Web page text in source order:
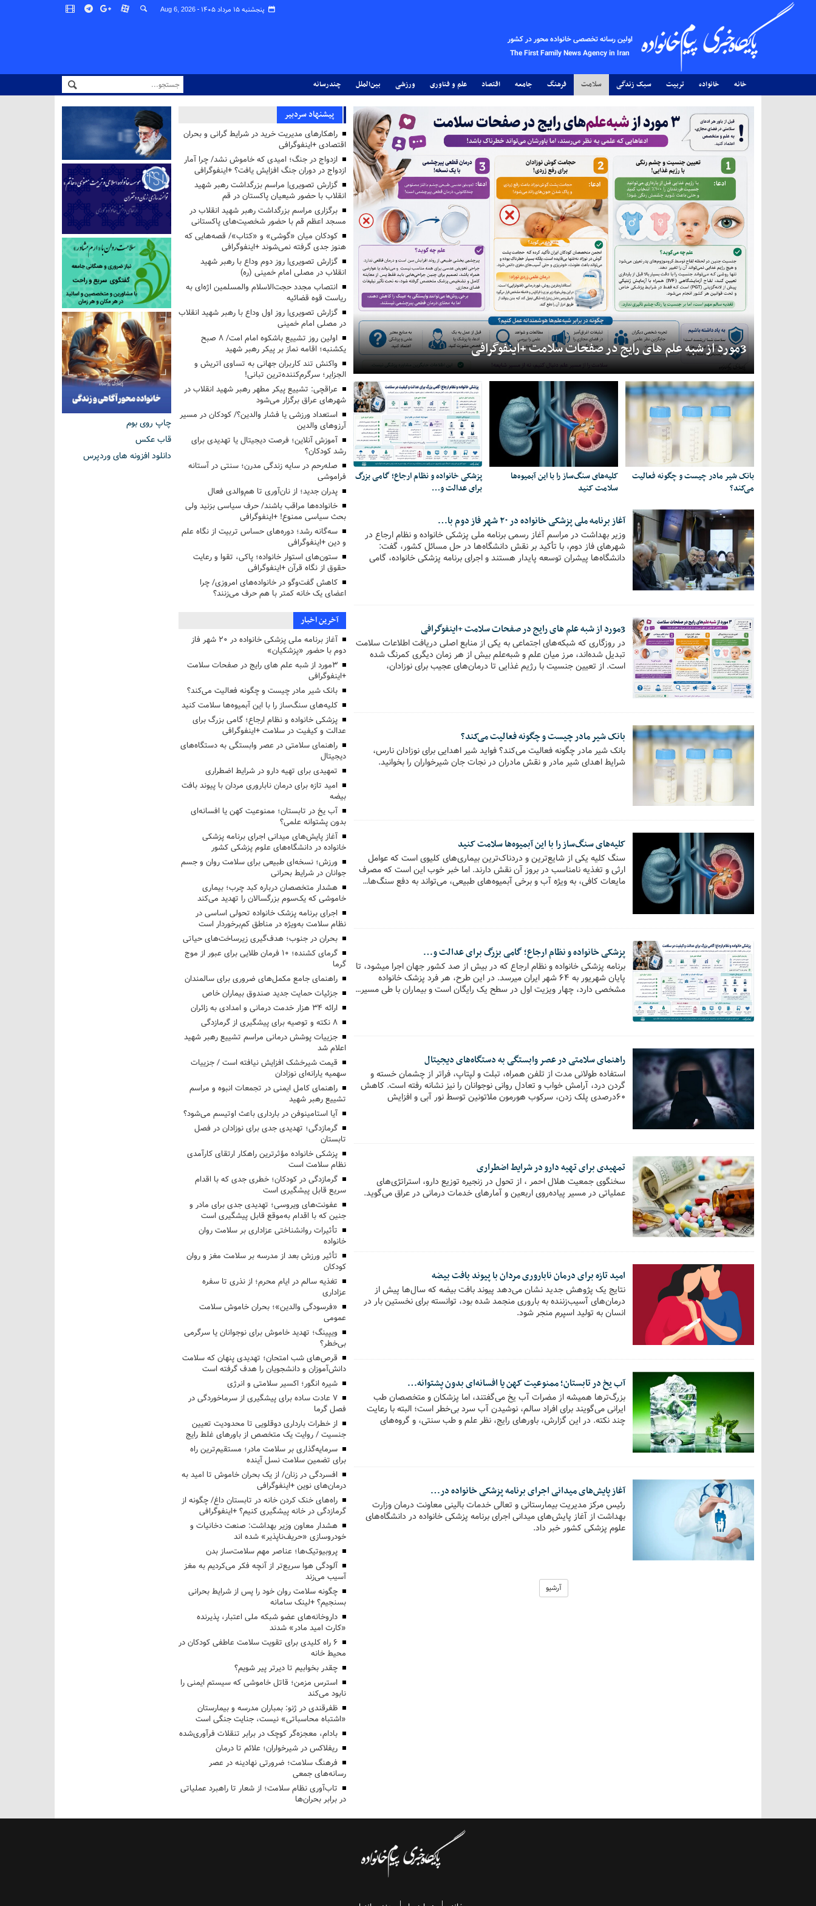
پنجشنبه ۱۵ مرداد ۱۴۰۵ - Aug 6, 2026
اولین رسانه تخصصی خانواده محور در کشور
The First Family News Agency in Iran
خانه خانواده تربیت سبک زندگی سلامت فرهنگ جامعه اقتصاد علم و فناوری ورزشی بین‌الملل چندرسانه
3مورد از شبه علم های رایج در صفحات سلامت +اینفوگرافی
بانک شیر مادر چیست و چگونه فعالیت
می‌کند؟
کلیه‌های سنگ‌ساز را با این آبمیوه‌ها
سلامت کنید
پزشکی خانواده و نظام ارجاع؛ گامی بزرگ
برای عدالت و…
آغاز برنامه ملی پزشکی خانواده در ۲۰ شهر فاز دوم با…
وزیر بهداشت در مراسم آغاز رسمی برنامه ملی پزشکی خانواده و نظام ارجاع در
شهرهای فاز دوم، با تأکید بر نقش دانشگاه‌ها در حل مسائل کشور، گفت:
دانشگاه‌ها پیشران توسعه پایدار هستند و اجرای برنامه پزشکی خانواده، گامی
3مورد از شبه علم های رایج در صفحات سلامت +اینفوگرافی
در روزگاری که شبکه‌های اجتماعی به یکی از منابع اصلی دریافت اطلاعات سلامت
تبدیل شده‌اند، مرز میان علم و شبه‌علم بیش از هر زمان دیگری کمرنگ شده
است. از تعیین جنسیت با رژیم غذایی تا درمان‌های عجیب برای نوزادان،
بانک شیر مادر چیست و چگونه فعالیت می‌کند؟
بانک شیر مادر چگونه فعالیت می‌کند؟ فواید شیر اهدایی برای نوزادان نارس،
شرایط اهدای شیر مادر و نقش مادران در نجات جان شیرخواران را بخوانید.
کلیه‌های سنگ‌ساز را با این آبمیوه‌ها سلامت کنید
سنگ کلیه یکی از شایع‌ترین و دردناک‌ترین بیماری‌های کلیوی است که عوامل
ارثی و تغذیه نامناسب در بروز آن نقش دارند. اما خبر خوب این است که مصرف
مایعات کافی، به ویژه آب و برخی آبمیوه‌های طبیعی، می‌تواند به دفع سنگ‌ها…
پزشکی خانواده و نظام ارجاع؛ گامی بزرگ برای عدالت و…
برنامه پزشکی خانواده و نظام ارجاع که در بیش از صد کشور جهان اجرا میشود، تا
پایان شهریور به ۶۴ شهر ایران میرسد. در این طرح، هر فرد پزشک خانواده
مشخصی دارد، چهار ویزیت اول در سطح یک رایگان است و بیماران با طی مسیر…
راهنمای سلامتی در عصر وابستگی به دستگاه‌های دیجیتال
استفاده طولانی مدت از تلفن همراه، تبلت و لپتاپ، فراتر از چشمان خسته و
گردن درد، آرامش خواب و تعادل روانی نوجوانان را نیز نشانه رفته است. کاهش
۶۰درصدی پلک زدن، سرکوب هورمون ملاتونین توسط نور آبی و افزایش
تمهیدی برای تهیه دارو در شرایط اضطراری
سخنگوی جمعیت هلال احمر ، از تحول در زنجیره توزیع دارو، استراتژی‌های
عملیاتی در مسیر پیاده‌روی اربعین و آمارهای خدمات درمانی در عراق می‌گوید.
امید تازه برای درمان ناباروری مردان با پیوند بافت بیضه
نتایج یک پژوهش جدید نشان می‌دهد پیوند بافت بیضه که سال‌ها پیش از
درمان‌های آسیب‌زننده به باروری منجمد شده بود، توانسته برای نخستین بار در
انسان به تولید اسپرم منجر شود.
آب یخ در تابستان؛ ممنوعیت کهن یا افسانه‌ای بدون پشتوانه…
بزرگ‌ترها همیشه از مضرات آب یخ می‌گفتند، اما پزشکان و متخصصان طب
ایرانی می‌گویند برای افراد سالم، نوشیدن آب سرد بی‌خطر است؛ البته با رعایت
چند نکته. در این گزارش، باورهای رایج، نظر علم و طب سنتی، و گروه‌های
آغاز پایش‌های میدانی اجرای برنامه پزشکی خانواده در…
رئیس مرکز مدیریت بیمارستانی و تعالی خدمات بالینی معاونت درمان وزارت
بهداشت از آغاز پایش‌های میدانی اجرای برنامه پزشکی خانواده در دانشگاه‌های
علوم پزشکی کشور خبر داد.
آرشیو
پیشنهاد سردبیر
راهکارهای مدیریت خرید در شرایط گرانی و بحران
اقتصادی +اینفوگرافی
ازدواج در جنگ؛ امیدی که خاموش نشد/ چرا آمار
ازدواج در دوران جنگ افزایش یافت؟ +اینفوگرافی
گزارش تصویری| مراسم بزرگداشت رهبر شهید
انقلاب با حضور شیعیان پاکستان در قم
برگزاری مراسم بزرگداشت رهبر شهید انقلاب در
مسجد اعظم قم با حضور شخصیت‌های پاکستانی
کودکان میان «گوشی» و «کتاب»/ قصه‌هایی که
هنوز جدی گرفته نمی‌شوند +اینفوگرافی
گزارش تصویری| روز دوم وداع با رهبر شهید
انقلاب در مصلی امام خمینی (ره)
انتصاب مجدد حجت‌الاسلام والمسلمین اژه‌ای به
ریاست قوه قضائیه
گزارش تصویری| روز اول وداع با رهبر شهید انقلاب
در مصلی امام خمینی
اولین روز تشییع باشکوه امام امت/ ۸ صبح
یکشنبه؛ اقامه نماز بر پیکر رهبر شهید
واکنش تند کاربران جهانی به تساوی اتریش و
الجزایر؛ سرگرم‌کننده‌ترین تبانی!
عراقچی: تشییع پیکر مطهر رهبر شهید انقلاب در
شهرهای عراق برگزار می‌شود
استعداد ورزشی یا فشار والدین؟/ کودکان در مسیر
آرزوهای والدین
آموزش آنلاین؛ فرصت دیجیتال یا تهدیدی برای
رشد کودکان؟
صله‌رحم در سایه زندگی مدرن؛ سنتی در آستانه
فراموشی
پدران جدید؛ از نان‌آوری تا هم‌والدی فعال
خانواده‌ها مراقب باشند/ حرف سیاسی بزنید ولی
بحث سیاسی ممنوع! +اینفوگرافی
سه‌گانه رشد؛ دوره‌های حساس تربیت از نگاه علم
و دین +اینفوگرافی
ستون‌های استوار خانواده؛ پاکی، تقوا و رعایت
حقوق از نگاه قرآن +اینفوگرافی
کاهش گفت‌وگو در خانواده‌های امروزی/ چرا
اعضای یک خانه کمتر با هم حرف می‌زنند؟
آخرین اخبار
آغاز برنامه ملی پزشکی خانواده در ۲۰ شهر فاز
دوم با حضور «پزشکیان»
3مورد از شبه علم های رایج در صفحات سلامت
+اینفوگرافی
بانک شیر مادر چیست و چگونه فعالیت می‌کند؟
کلیه‌های سنگ‌ساز را با این آبمیوه‌ها سلامت کنید
پزشکی خانواده و نظام ارجاع؛ گامی بزرگ برای
عدالت و کیفیت در سلامت +اینفوگرافی
راهنمای سلامتی در عصر وابستگی به دستگاه‌های
دیجیتال
تمهیدی برای تهیه دارو در شرایط اضطراری
امید تازه برای درمان ناباروری مردان با پیوند بافت
بیضه
آب یخ در تابستان؛ ممنوعیت کهن یا افسانه‌ای
بدون پشتوانه علمی؟
آغاز پایش‌های میدانی اجرای برنامه پزشکی
خانواده در دانشگاه‌های علوم پزشکی کشور
ورزش؛ نسخه‌ای طبیعی برای سلامت روان و جسم
جوانان در شرایط بحرانی
هشدار متخصصان درباره کبد چرب؛ بیماری
خاموشی که یک‌سوم بزرگسالان را تهدید می‌کند
اجرای برنامه پزشک خانواده تحولی اساسی در
نظام سلامت به‌ویژه در مناطق کم‌برخوردار است
بحران در جنوب؛ هدف‌گیری زیرساخت‌های حیاتی
گرمای کشنده؛ ۱۰ فرمان طلایی برای عبور از موج
گرما
راهنمای جامع مکمل‌های ضروری برای سالمندان
جزئیات حمایت جدید صندوق بیماران خاص
ارائه ۳۴ هزار خدمت درمانی و امدادی به زائران
۸ نکته و توصیه برای پیشگیری از گرمازدگی
جزییات پوشش درمانی مراسم تشییع رهبر شهید
اعلام شد
قیمت شیرخشک افزایش نیافته است / جزییات
سهمیه یارانه‌ای نوزادان
راهنمای کامل ایمنی در تجمعات انبوه و مراسم
تشییع رهبر شهید
آیا استامینوفن در بارداری باعث اوتیسم می‌شود؟
گرمازدگی؛ تهدیدی جدی برای نوزادان در فصل
تابستان
پزشکی خانواده مؤثرترین راهکار ارتقای کارآمدی
نظام سلامت است
گرمازدگی در کودکان؛ خطری جدی که با اقدام
سریع قابل پیشگیری است
عفونت‌های ویروسی؛ تهدیدی جدی برای مادر و
جنین که با اقدام به‌موقع قابل پیشگیری است
تأثیرات روانشناختی عزاداری بر سلامت روان
خانواده
تأثیر ورزش بعد از مدرسه بر سلامت مغز و روان
کودکان
تغذیه سالم در ایام محرم؛ از نذری تا سفره
عزاداری
«فرسودگی والدین»؛ بحران خاموش سلامت
عمومی
ویپینگ؛ تهدید خاموش برای نوجوانان یا سرگرمی
بی‌خطر؟
قرص‌های شب امتحان؛ تهدیدی پنهان که سلامت
دانش‌آموزان و دانشجویان را هدف گرفته است
شیره انگور؛ اکسیر سلامتی و انرژی
۷ عادت ساده برای پیشگیری از سرماخوردگی در
فصل گرما
از خطرات بارداری دوقلویی تا محدودیت تعیین
جنسیت / روایت یک متخصص از باورهای غلط رایج
سرمایه‌گذاری بر سلامت مادر؛ مستقیم‌ترین راه
برای تضمین سلامت نسل آینده
افسردگی در زنان/ از یک بحران خاموش تا امید به
درمان‌های نوین +اینفوگرافی
راه‌های خنک کردن خانه در تابستان داغ/ چگونه از
گرمازدگی در خانه پیشگیری کنیم؟ +اینفوگرافی
هشدار معاون وزیر بهداشت: صنعت دخانیات و
خودروسازی «حریف‌ناپذیر» شده اند
پروبیوتیک‌ها؛ عناصر مهم سلامت‌ساز بدن
آلودگی هوا سریع‌تر از آنچه فکر می‌کردیم به مغز
آسیب می‌زند
چگونه سلامت روان خود را پس از شرایط بحرانی
بسنجیم؟ +لینک سامانه
داروخانه‌های عضو شبکه ملی اعتبار، پذیرنده
«کارت امید مادر» شدند
۶ راه کلیدی برای تقویت سلامت عاطفی کودکان در
محیط خانه
چقدر بخوابیم تا دیرتر پیر شویم؟
استرس مزمن؛ قاتل خاموشی که سیستم ایمنی را
نابود می‌کند
ظفرقندی در ژنو: بمباران مدرسه و بیمارستان
«اشتباه محاسباتی» نیست، جنایت جنگی است
بادام، معجزه‌گر کوچک در برابر تنقلات فرآوری‌شده
ریفلاکس در شیرخواران؛ علائم تا درمان
فرهنگ سلامت؛ ضرورتی نهادینه در عصر
رسانه‌های جمعی
تاب‌آوری نظام سلامت؛ از شعار تا راهبرد عملیاتی
در برابر بحران‌ها
چاپ روی بوم
قاب عکس
دانلود افزونه های وردپرس